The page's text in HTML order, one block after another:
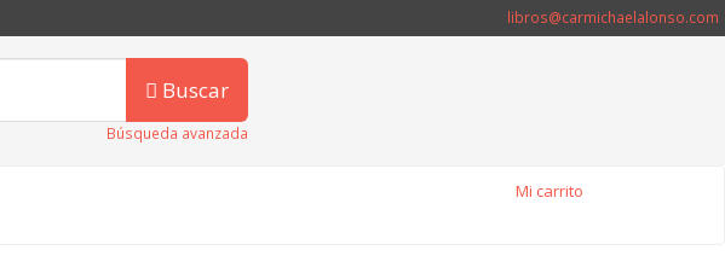
libros@carmichaelalonso.com
Buscar
Búsqueda avanzada
Mi carrito